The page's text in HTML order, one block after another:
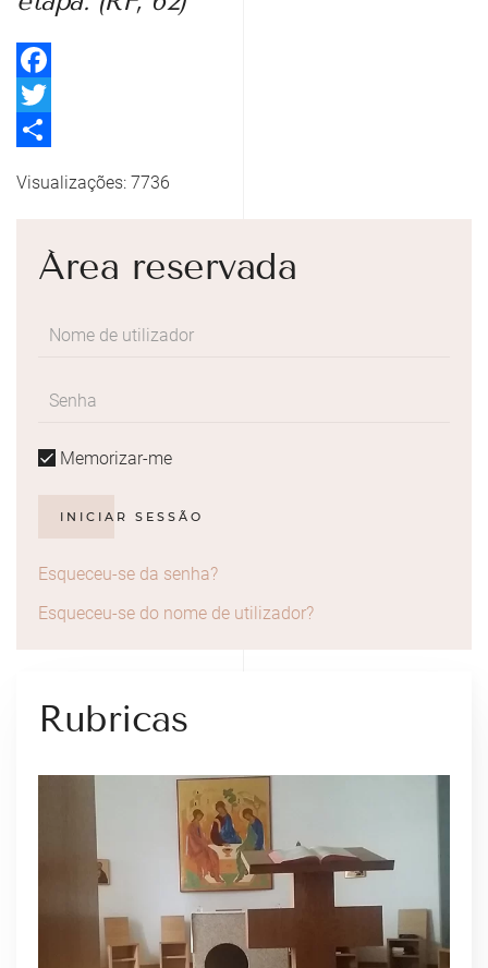
Facebook
Twitter
Visualizações: 7736
Área reservada
Memorizar-me
INICIAR SESSÃO
Esqueceu-se da senha?
Esqueceu-se do nome de utilizador?
Rubricas